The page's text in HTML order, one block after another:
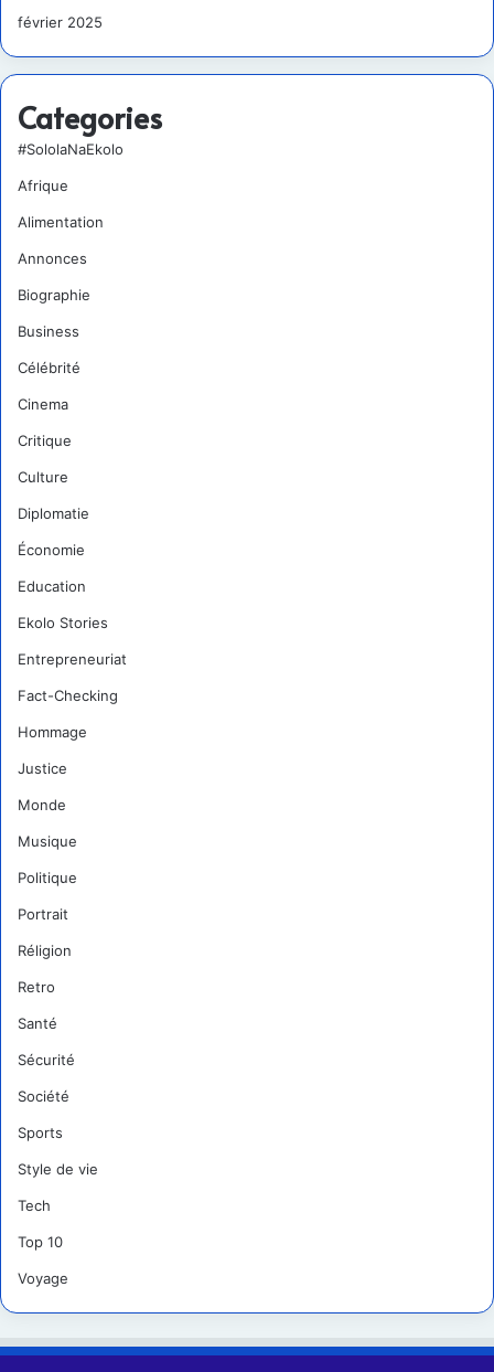
février 2025
Categories
#SololaNaEkolo
Afrique
Alimentation
Annonces
Biographie
Business
Célébrité
Cinema
Critique
Culture
Diplomatie
Économie
Education
Ekolo Stories
Entrepreneuriat
Fact-Checking
Hommage
Justice
Monde
Musique
Politique
Portrait
Réligion
Retro
Santé
Sécurité
Société
Sports
Style de vie
Tech
Top 10
Voyage